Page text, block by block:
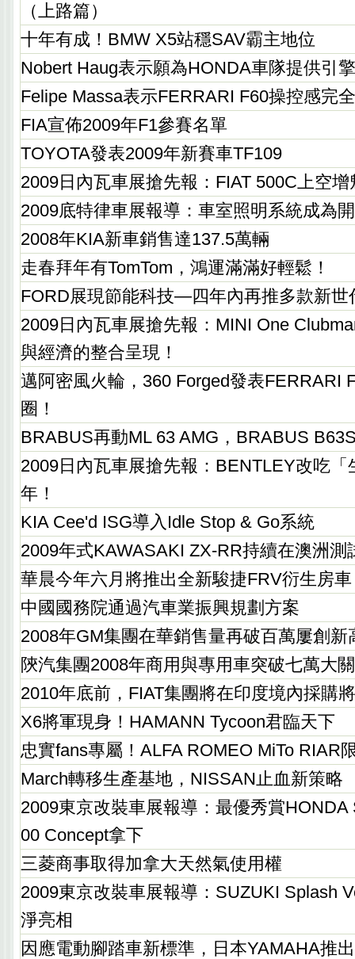
（上路篇）
十年有成！BMW X5站穩SAV霸主地位
Nobert Haug表示願為HONDA車隊提供引擎
Felipe Massa表示FERRARI F60操控感完
FIA宣佈2009年F1參賽名單
TOYOTA發表2009年新賽車TF109
2009日內瓦車展搶先報：FIAT 500C上空增
2009底特律車展報導：車室照明系統成為
2008年KIA新車銷售達137.5萬輛
走春拜年有TomTom，鴻運滿滿好輕鬆！
FORD展現節能科技—四年內再推多款新世
2009日內瓦車展搶先報：MINI One
與經濟的整合呈現！
邁阿密風火輪，360 Forged發表FERRARI
圈！
BRABUS再動ML 63 AMG，BRABUS
2009日內瓦車展搶先報：BENTLEY改吃「
年！
KIA Cee'd ISG導入Idle Stop & Go系統
2009年式KAWASAKI ZX-RR持續在澳洲測
華晨今年六月將推出全新駿捷FRV衍生房
中國國務院通過汽車業振興規劃方案
2008年GM集團在華銷售量再破百萬屢創新
陝汽集團2008年商用與專用車突破七萬大關
2010年底前，FIAT集團將在印度境內採購
X6將軍現身！HAMANN Tycoon君臨天下
忠實fans專屬！ALFA ROMEO MiTo RIAR
March轉移生產基地，NISSAN止血新策略
2009東京改裝車展報導：最優秀賞HONDA
00 Concept拿下
三菱商事取得加拿大天然氣使用權
2009東京改裝車展報導：SUZUKI Splash
淨亮相
因應電動腳踏車新標準，日本YAMAHA推